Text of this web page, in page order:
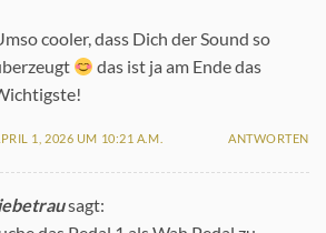
cooler, dass Dich der Sound so
das ist ja am Ende das
1, 2026 UM 10:21 A.M. ANTWORTEN
sagt: